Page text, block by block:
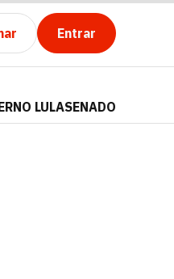
Entrar
LULASENADO